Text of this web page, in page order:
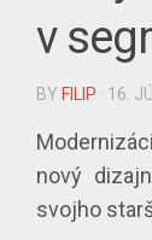
v
BY FILIP · 16.
nový
svojho